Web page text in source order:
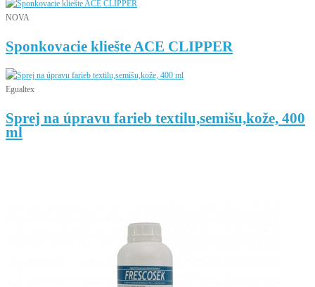
NOVA
Sponkovacie kliešte ACE CLIPPER
Egualtex
Sprej na úpravu farieb textilu,semišu,kože, 400
ml